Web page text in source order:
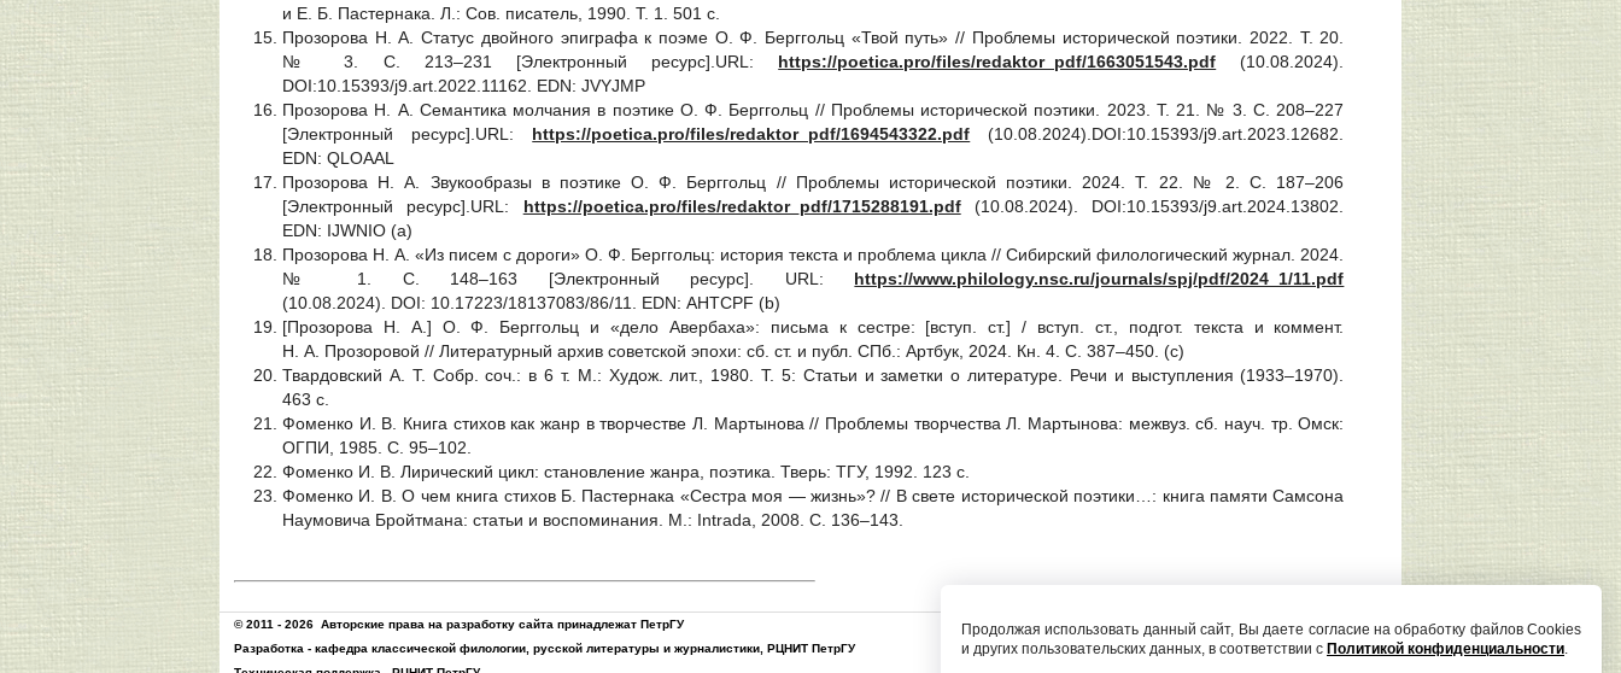
и Е. Б. Пастернака. Л.: Сов. писатель, 1990. Т. 1. 501 с.
Прозорова Н. А. Статус двойного эпиграфа к поэме О. Ф. Берггольц «Твой путь» // Проблемы исторической поэтики. 2022. Т. 20.
№ 3. С. 213‒231 [Электронный ресурс].URL: https://poetica.pro/files/redaktor_pdf/1663051543.pdf (10.08.2024).
DOI:10.15393/j9.art.2022.11162. EDN: JVYJMP
Прозорова Н. А. Семантика молчания в поэтике О. Ф. Берггольц // Проблемы исторической поэтики. 2023. Т. 21. № 3. С. 208‒227
[Электронный ресурс].URL: https://poetica.pro/files/redaktor_pdf/1694543322.pdf (10.08.2024).DOI:10.15393/j9.art.2023.12682.
EDN: QLOAAL
Прозорова Н. А. Звукообразы в поэтике О. Ф. Берггольц // Проблемы исторической поэтики. 2024. Т. 22. № 2. С. 187–206
[Электронный ресурс].URL: https://poetica.pro/files/redaktor_pdf/1715288191.pdf(10.08.2024). DOI:10.15393/j9.art.2024.13802.
EDN: IJWNIO (a)
Прозорова Н. А. «Из писем с дороги» О. Ф. Берггольц: история текста и проблема цикла // Сибирский филологический журнал. 2024.
№ 1. С. 148‒163 [Электронный ресурс]. URL: https://www.philology.nsc.ru/journals/spj/pdf/2024_1/11.pdf
(10.08.2024). DOI: 10.17223/18137083/86/11. EDN: AHTCPF (b)
[Прозорова Н. А.] О. Ф. Берггольц и «дело Авербаха»: письма к сестре: [вступ. ст.] / вступ. ст., подгот. текста и коммент.
Н. А. Прозоровой // Литературный архив советской эпохи: сб. ст. и публ. СПб.: Артбук, 2024. Кн. 4. С. 387‒450. (c)
Твардовский А. Т. Собр. соч.: в 6 т. М.: Худож. лит., 1980. Т. 5: Статьи и заметки о литературе. Речи и выступления (1933–1970).
463 с.
Фоменко И. В. Книга стихов как жанр в творчестве Л. Мартынова // Проблемы творчества Л. Мартынова: межвуз. сб. науч. тр. Омск:
ОГПИ, 1985. С. 95–102.
Фоменко И. В. Лирический цикл: становление жанра, поэтика. Тверь: ТГУ, 1992. 123 с.
Фоменко И. В. О чем книга стихов Б. Пастернака «Сестра моя — жизнь»? // В свете исторической поэтики…: книга памяти Самсона
Наумовича Бройтмана: статьи и воспоминания. М.: Intrada, 2008. C. 136‒143.
© 2011 - 2026 Авторские права на разработку сайта принадлежат ПетрГУ
Разработка - кафедра классической филологии, русской литературы и журналистики РЦНИТ ПетрГУ
Редактор сайта И. С. Андрианова
poetica@petrsu.ru
Продолжая использовать данный сайт, Вы даете согласие на обработку файлов Cookies
и других пользовательских данных, в соответствии сПолитикой конфиденциальности.